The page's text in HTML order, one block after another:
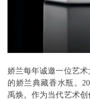
娇兰每年诚邀一位艺
的娇兰典藏香水瓶。
禹焕。作为当代艺术